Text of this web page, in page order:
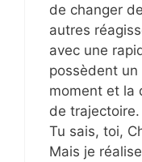
de changer
autres
avec une
possèdent
moment et la
de trajectoire.
Tu sais, toi,
Mais je